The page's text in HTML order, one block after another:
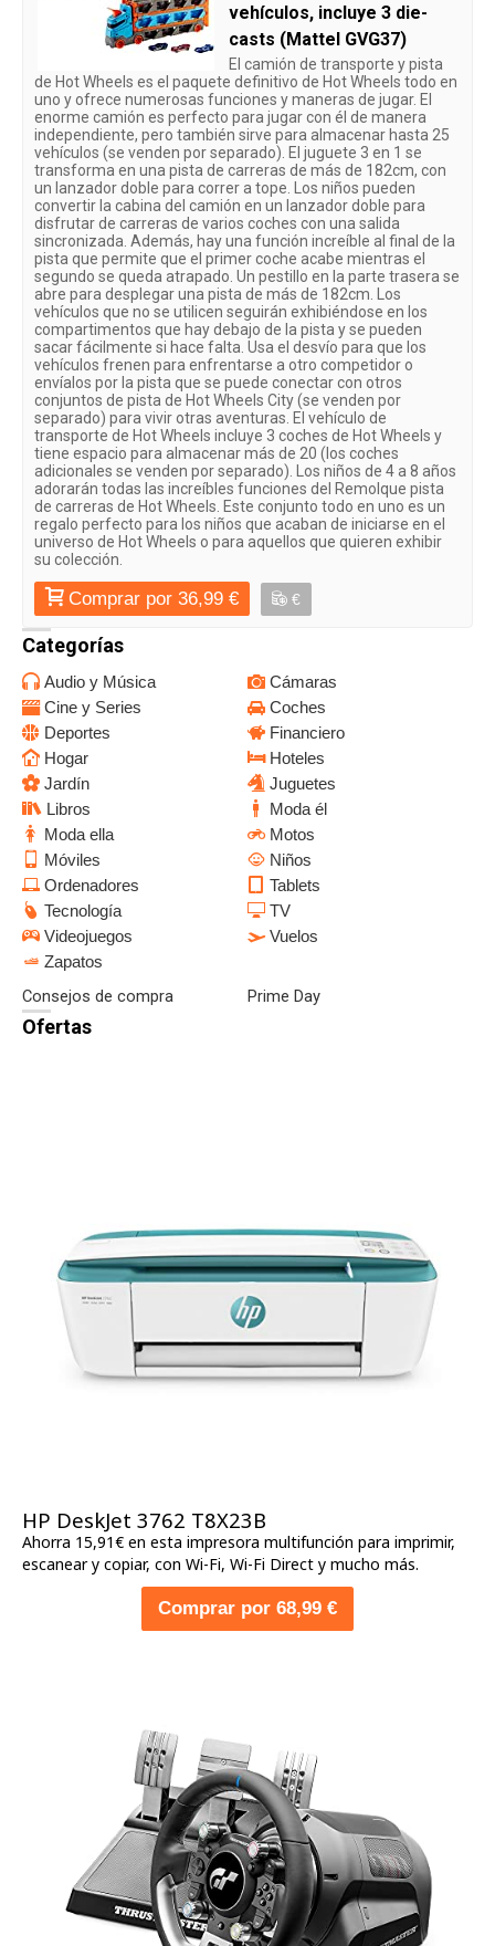
vehículos, incluye 3 die-
casts (Mattel GVG37)
El camión de transporte y pista
de Hot Wheels es el paquete definitivo de Hot Wheels todo en
uno y ofrece numerosas funciones y maneras de jugar. El
enorme camión es perfecto para jugar con él de manera
independiente, pero también sirve para almacenar hasta 25
vehículos (se venden por separado). El juguete 3 en 1 se
transforma en una pista de carreras de más de 182cm, con
un lanzador doble para correr a tope. Los niños pueden
convertir la cabina del camión en un lanzador doble para
disfrutar de carreras de varios coches con una salida
sincronizada. Además, hay una función increíble al final de la
pista que permite que el primer coche acabe mientras el
segundo se queda atrapado. Un pestillo en la parte trasera se
abre para desplegar una pista de más de 182cm. Los
vehículos que no se utilicen seguirán exhibiéndose en los
compartimentos que hay debajo de la pista y se pueden
sacar fácilmente si hace falta. Usa el desvío para que los
vehículos frenen para enfrentarse a otro competidor o
envíalos por la pista que se puede conectar con otros
conjuntos de pista de Hot Wheels City (se venden por
separado) para vivir otras aventuras. El vehículo de
transporte de Hot Wheels incluye 3 coches de Hot Wheels y
tiene espacio para almacenar más de 20 (los coches
adicionales se venden por separado). Los niños de 4 a 8 años
adorarán todas las increíbles funciones del Remolque pista
de carreras de Hot Wheels. Este conjunto todo en uno es un
regalo perfecto para los niños que acaban de iniciarse en el
universo de Hot Wheels o para aquellos que quieren exhibir
su colección.
Comprar por 36,99 € €
Categorías
Audio y Música
Cámaras
Cine y Series
Coches
Deportes
Financiero
Hogar
Hoteles
Jardín
Juguetes
Libros
Moda él
Moda ella
Motos
Móviles
Niños
Ordenadores
Tablets
Tecnología
TV
Videojuegos
Vuelos
Zapatos
Consejos de compra Prime Day
Ofertas
HP DeskJet 3762 T8X23B
Ahorra 15,91€ en esta impresora multifunción para imprimir,
escanear y copiar, con Wi-Fi, Wi-Fi Direct y mucho más.
Comprar por 68,99 €